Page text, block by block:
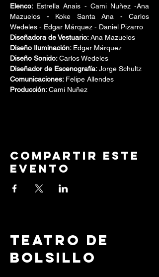
Elenco: Estrella Anais - Cami Nuñez -Ana
Mazuelos - Koke Santa Ana - Carlos
Wedeles - Edgar Márquez - Daniel Pizarro
Diseñadora de Vestuario: Ana Mazuelos
Diseño Iluminación: Edgar Márquez
Diseño Sonido: Carlos Wedeles
Diseñador de Escenografía: Jorge Schultz
Comunicaciones: Felipe Allendes
Producción: Cami Nuñez
Compartir este
evento
Teatro de
Bolsillo